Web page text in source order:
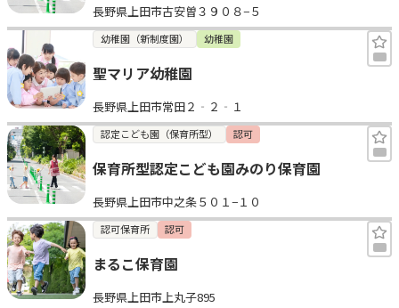
長野県上田市古安曽３９０８−５
幼稚園（新制度園） 幼稚園
聖マリア幼稚園
長野県上田市常田２‐２‐１
認定こども園（保育所型） 認可
保育所型認定こども園みのり保育園
長野県上田市中之条５０１−１０
認可保育所 認可
まるこ保育園
長野県上田市上丸子895